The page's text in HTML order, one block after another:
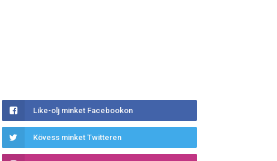
Like-olj minket Facebookon
Kövess minket Twitteren